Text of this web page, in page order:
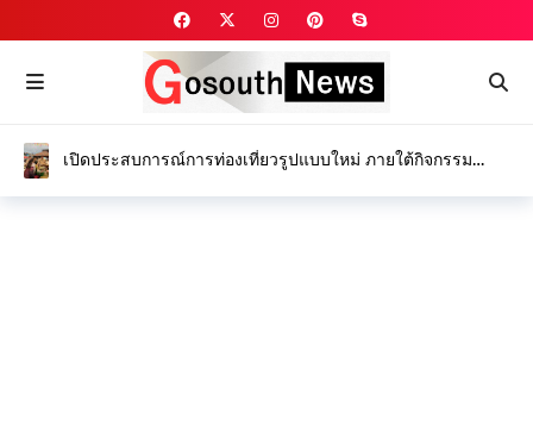
เปิดประสบการณ์การท่องเที่ยวรูปแบบใหม่ ภายใต้กิจกรรม